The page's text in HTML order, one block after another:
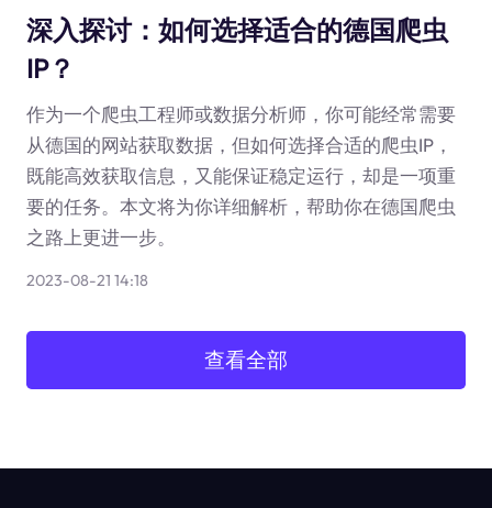
深入探讨：如何选择适合的德国爬虫
IP？
作为一个爬虫工程师或数据分析师，你可能经常需要
从德国的网站获取数据，但如何选择合适的爬虫IP，
既能高效获取信息，又能保证稳定运行，却是一项重
要的任务。本文将为你详细解析，帮助你在德国爬虫
之路上更进一步。
2023-08-21 14:18
查看全部